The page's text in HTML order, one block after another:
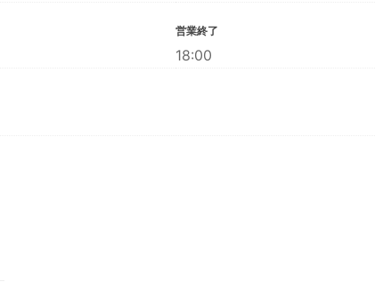
営業終了
18:00